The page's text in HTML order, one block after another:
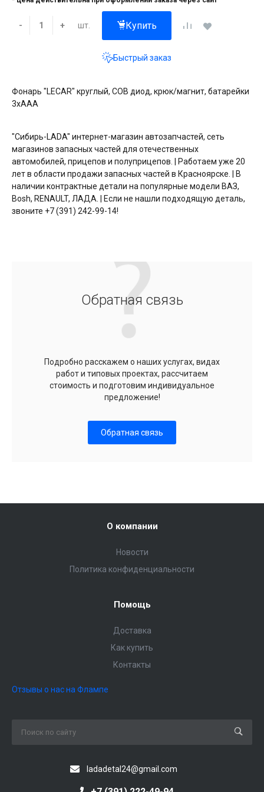
- + шт. Купить
Быстрый заказ
Фонарь "LECAR" круглый, COB диод, крюк/магнит, батарейки
3xAAA
"Сибирь-LADA" интернет-магазин автозапчастей, сеть
магазинов запасных частей для отечественных
автомобилей, прицепов и полуприцепов. | Работаем уже 20
лет в области продажи запасных частей в Красноярске. | В
наличии контрактные детали на популярные модели ВАЗ,
Bosh, RENAULT, ЛАДА. | Если не нашли подходящую деталь,
звоните +7 (391) 242-99-14!
Обратная связь
Подробно расскажем о наших услугах, видах
работ и типовых проектах, рассчитаем
стоимость и подготовим индивидуальное
предложение!
Обратная связь
О компании
Новости
Политика конфиденциальности
Помощь
Доставка
Как купить
Контакты
Отзывы о нас на Флампе
ladadetal24@gmail.com